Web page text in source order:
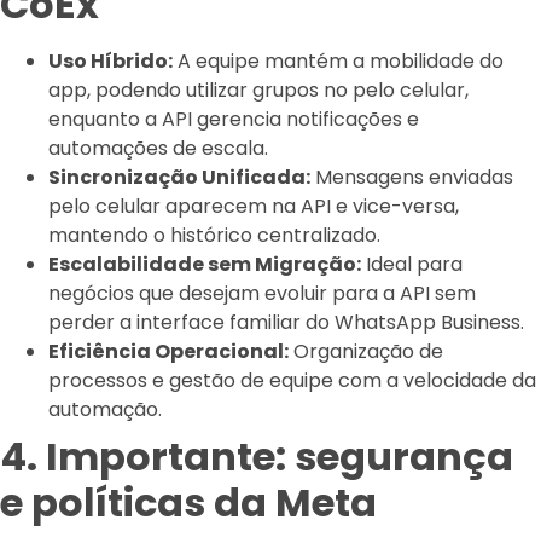
Uso Híbrido:A equipe mantém a mobilidade do
app, podendo utilizar grupos no pelo celular,
enquanto a API gerencia notificações e
automações de escala.
Sincronização Unificada: Mensagens enviadas
pelo celular aparecem na API e vice-versa,
mantendo o histórico centralizado.
Escalabilidade sem Migração: Ideal para
negócios que desejam evoluir para a API sem
perder a interface familiar do WhatsApp Business.
Eficiência Operacional:Organização de
processos e gestão de equipe com a velocidade da
automação.
4. Importante: segurança
e políticas da Meta